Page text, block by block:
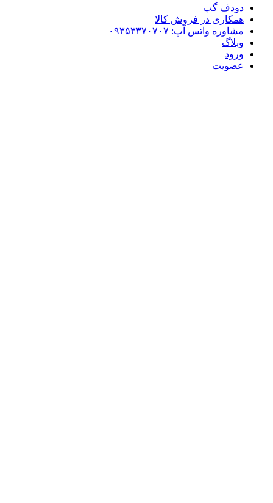
دودف گپ
همکاری در فروش کالا
مشاوره واتس آپ: ۰۹۳۵۳۳۷۰۷۰۷
وبلاگ
ورود
عضویت